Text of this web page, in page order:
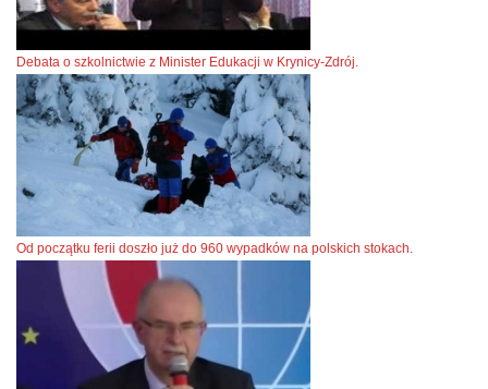
Debata o szkolnictwie z Minister Edukacji w Krynicy-Zdrój.
Od początku ferii doszło już do 960 wypadków na polskich stokach.